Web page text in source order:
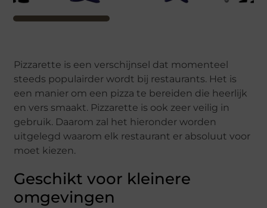
Pizzarette is een verschijnsel dat momenteel
steeds populairder wordt bij restaurants. Het is
een manier om een pizza te bereiden die heerlijk
en vers smaakt. Pizzarette is ook zeer veilig in
gebruik. Daarom zal het hieronder worden
uitgelegd waarom elk restaurant er absoluut voor
moet kiezen.
Geschikt voor kleinere
omgevingen